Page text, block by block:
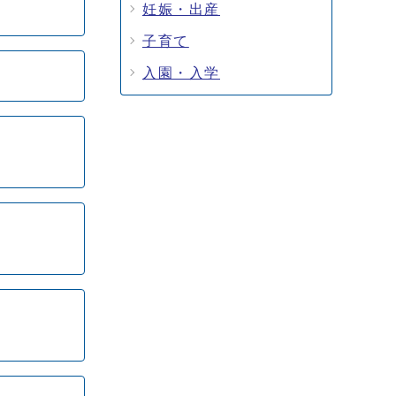
妊娠・出産
子育て
入園・入学